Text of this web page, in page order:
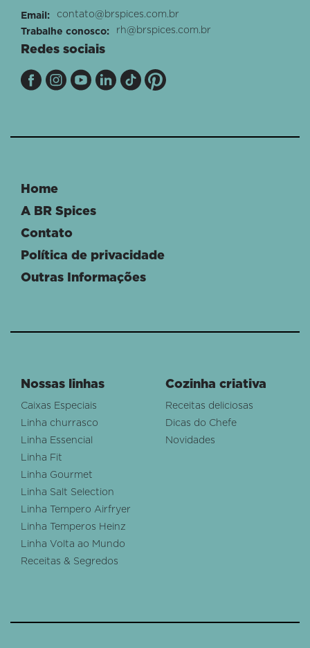
Email:
contato@brspices.com.br
Trabalhe conosco:
rh@brspices.com.br
Redes sociais
Home
A BR Spices
Contato
Política de privacidade
Outras Informações
Nossas linhas
Caixas Especiais
Linha churrasco
Linha Essencial
Linha Fit
Linha Gourmet
Linha Salt Selection
Linha Tempero Airfryer
Linha Temperos Heinz
Linha Volta ao Mundo
Receitas & Segredos
Cozinha criativa
Receitas deliciosas
Dicas do Chefe
Novidades